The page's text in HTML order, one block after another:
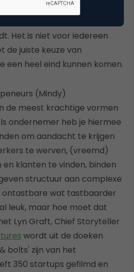
Maar dat vereist wel het
en de vertrouwen dat
Het is niet voor iedereen
de juiste keuze van
een heel eind kunnen komen.
(Mindy)
de meest krachtige vormen
ondernemer heb je hiermee
om aandacht te krijgen
te werven, (vreemd)
klanten te vinden, binden
structuur aan complexe
ontastbare wat tastbaarder
leuk, maar hoe moet dat
Lyn Graft, Chief Storyteller
wordt uit de doeken
bolts' zijn van het
350 startups gefilmd en